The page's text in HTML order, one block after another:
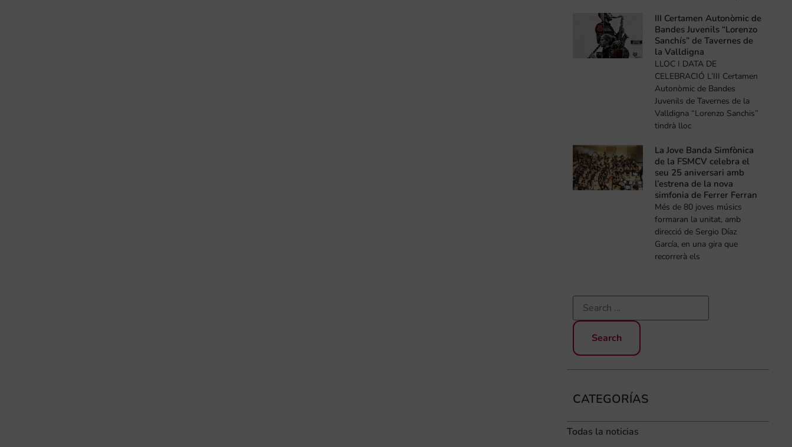
III Certamen Autonòmic de
Bandes Juvenils “Lorenzo
Sanchís” de Tavernes de
la Valldigna
LLOC I DATA DE
CELEBRACIÓ L’III Certamen
Autonòmic de Bandes
Juvenils de Tavernes de la
Valldigna “Lorenzo Sanchis”
tindrà lloc
La Jove Banda Simfònica
de la FSMCV celebra el
seu 25 aniversari amb
l’estrena de la nova
simfonia de Ferrer Ferran
Més de 80 joves músics
formaran la unitat, amb
direcció de Sergio Díaz
García, en una gira que
recorrerà els
CATEGORÍAS
Todas la noticias